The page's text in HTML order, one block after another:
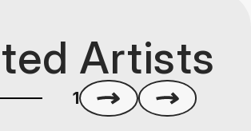
Artists
1